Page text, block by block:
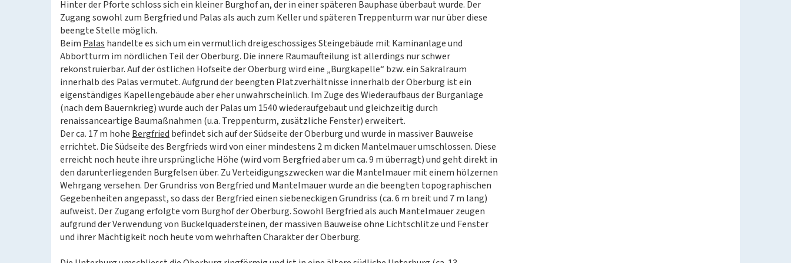
Hinter der Pforte schloss sich ein kleiner Burghof an, der in einer späteren Bauphase überbaut wurde. Der
Zugang sowohl zum Bergfried und Palas als auch zum Keller und späteren Treppenturm war nur über diese
beengte Stelle möglich.
Beim Palas handelte es sich um ein vermutlich dreigeschossiges Steingebäude mit Kaminanlage und
Abbortturm im nördlichen Teil der Oberburg. Die innere Raumaufteilung ist allerdings nur schwer
rekonstruierbar. Auf der östlichen Hofseite der Oberburg wird eine „Burgkapelle“ bzw. ein Sakralraum
innerhalb des Palas vermutet. Aufgrund der beengten Platzverhältnisse innerhalb der Oberburg ist ein
eigenständiges Kapellengebäude aber eher unwahrscheinlich. Im Zuge des Wiederaufbaus der Burganlage
(nach dem Bauernkrieg) wurde auch der Palas um 1540 wiederaufgebaut und gleichzeitig durch
renaissanceartige Baumaßnahmen (u.a. Treppenturm, zusätzliche Fenster) erweitert.
Der ca. 17 m hohe Bergfried befindet sich auf der Südseite der Oberburg und wurde in massiver Bauweise
errichtet. Die Südseite des Bergfrieds wird von einer mindestens 2 m dicken Mantelmauer umschlossen. Diese
erreicht noch heute ihre ursprüngliche Höhe (wird vom Bergfried aber um ca. 9 m überragt) und geht direkt in
den darunterliegenden Burgfelsen über. Zu Verteidigungszwecken war die Mantelmauer mit einem hölzernen
Wehrgang versehen. Der Grundriss von Bergfried und Mantelmauer wurde an die beengten topographischen
Gegebenheiten angepasst, so dass der Bergfried einen siebeneckigen Grundriss (ca. 6 m breit und 7 m lang)
aufweist. Der Zugang erfolgte vom Burghof der Oberburg. Sowohl Bergfried als auch Mantelmauer zeugen
aufgrund der Verwendung von Buckelquadersteinen, der massiven Bauweise ohne Lichtschlitze und Fenster
und ihrer Mächtigkeit noch heute vom wehrhaften Charakter der Oberburg.